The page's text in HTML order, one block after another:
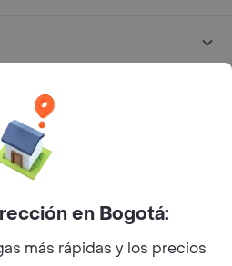
Facebook
Twitter
Instagram
All rights reserved.
en Bogotá:
más rápidas y los precios